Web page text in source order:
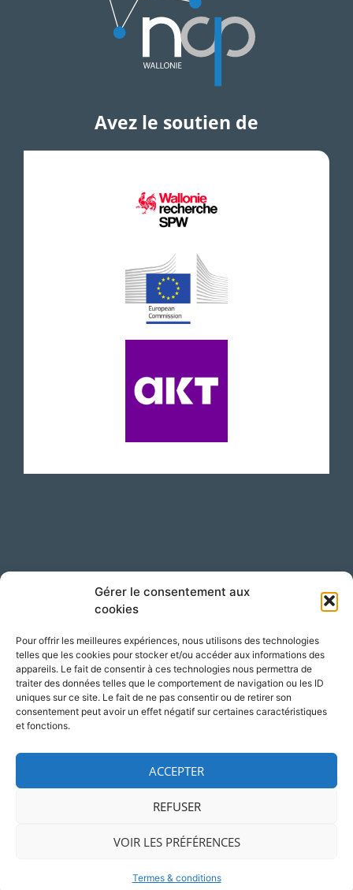
Gérer le consentement aux
cookies
Pour offrir les meilleures expériences, nous utilisons des technologies
telles que les cookies pour stocker et/ou accéder aux informations des
appareils. Le fait de consentir à ces technologies nous permettra de
traiter des données telles que le comportement de navigation ou les ID
uniques sur ce site. Le fait de ne pas consentir ou de retirer son
consentement peut avoir un effet négatif sur certaines caractéristiques
et fonctions.
ACCEPTER
REFUSER
VOIR LES PRÉFÉRENCES
Termes & conditions
Avez le soutien de
Suivez-nous sur LinkedIn !
Adresse
Accès
Silversquare – Courbevoie 13
1348 Louvain-la-Neuve
Belgique
© 2026 NCP WallonieMentions légales